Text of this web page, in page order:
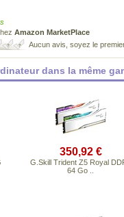
Amazon MarketPlace
Aucun avis, soyez le
dans la même
350,92 €
G.Skill Trident Z5 Royal
64 Go ..